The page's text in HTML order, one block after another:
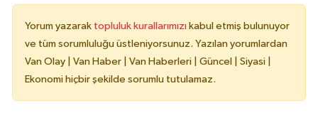
Yorum yazarak topluluk kurallarımızı kabul etmiş bulunuyor
ve tüm sorumluluğu üstleniyorsunuz. Yazılan yorumlardan
Van Olay | Van Haber | Van Haberleri | Güncel | Siyasi |
Ekonomi hiçbir şekilde sorumlu tutulamaz.